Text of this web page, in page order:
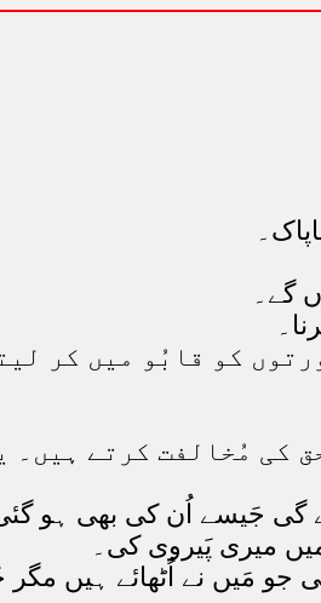
گے۔
کو قابُو میں کر
کی مُخالفت کرتے ہیں۔
گی جَیسے اُن کی بھی ہو
میری پَیروی کی۔
جو مَیں نے اُٹھائے ہیں